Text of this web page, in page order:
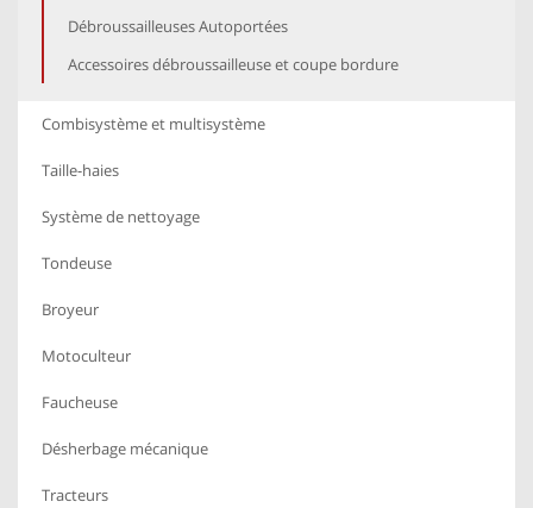
Débroussailleuses Autoportées
Accessoires débroussailleuse et coupe bordure
Combisystème et multisystème
Taille-haies
Système de nettoyage
Tondeuse
Broyeur
Motoculteur
Faucheuse
Désherbage mécanique
Tracteurs